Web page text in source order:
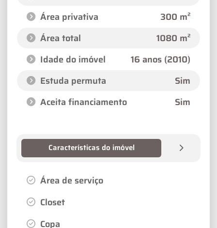
Área privativa
300 m²
Área total
1080 m²
Idade do imóvel
16 anos (2010)
Estuda permuta
Sim
Aceita financiamento
Sim
Características do imóvel
Área de serviço
Closet
Copa